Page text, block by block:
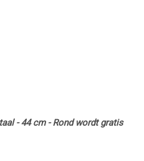
- 44 cm - Rond wordt gratis